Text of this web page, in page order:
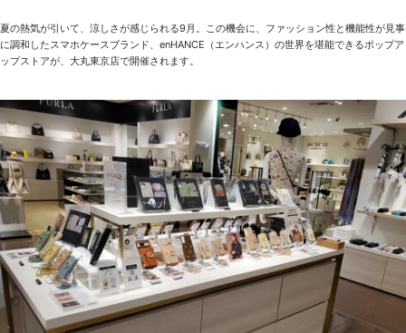
夏の熱気が引いて、涼しさが感じられる9月。この機会に、ファッション性と機能性が見事
に調和したスマホケースブランド、enHANCE（エンハンス）の世界を堪能できるポップア
ップストアが、大丸東京店で開催されます。